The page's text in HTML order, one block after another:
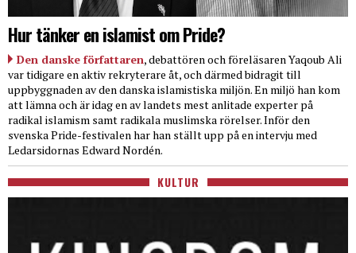
Hur tänker en islamist om Pride?
Den danske författaren, debattören och föreläsaren Yaqoub Ali
var tidigare en aktiv rekryterare åt, och därmed bidragit till
uppbyggnaden av den danska islamistiska miljön. En miljö han kom
att lämna och är idag en av landets mest anlitade experter på
radikal islamism samt radikala muslimska rörelser. Inför den
svenska Pride-festivalen har han ställt upp på en intervju med
Ledarsidornas Edward Nordén.
KULTUR